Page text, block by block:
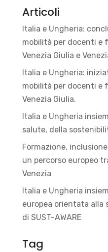
Articoli
Italia e Ungheria:
mobilità per docenti e
Venezia Giulia e
Italia e Ungheria:
mobilità per docenti e
Venezia Giulia.
Italia e Ungheria
salute, della
Formazione,
un percorso europeo
Venezia
Italia e Ungheria
europea orientata alla
di SUST-AWARE
Tag